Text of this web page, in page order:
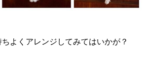
よくアレンジしてみてはいかが？